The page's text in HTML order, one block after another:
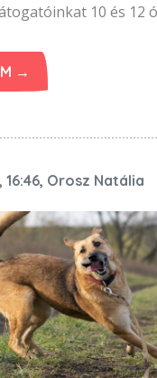
10 és 12
→
16:46, Orosz Natália